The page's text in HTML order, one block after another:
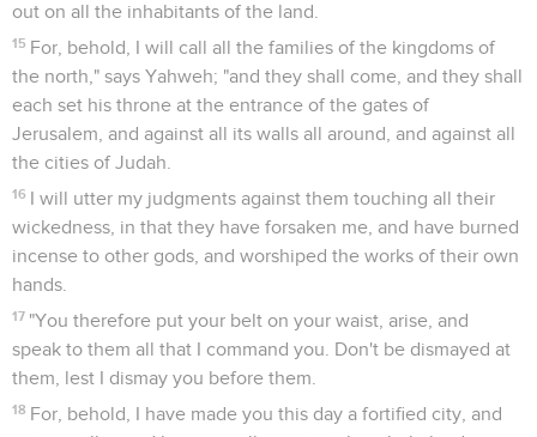
out on all the inhabitants of the land.
15 For, behold, I will call all the families of the kingdoms of
the north," says Yahweh; "and they shall come, and they shall
each set his throne at the entrance of the gates of
Jerusalem, and against all its walls all around, and against all
the cities of Judah.
16 I will utter my judgments against them touching all their
wickedness, in that they have forsaken me, and have burned
incense to other gods, and worshiped the works of their own
hands.
17 "You therefore put your belt on your waist, arise, and
speak to them all that I command you. Don't be dismayed at
them, lest I dismay you before them.
18 For, behold, I have made you this day a fortified city, and